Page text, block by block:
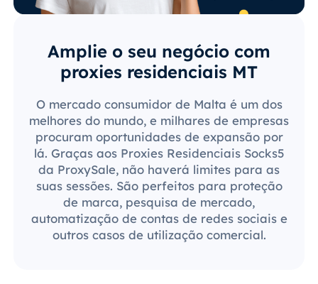
Amplie o seu negócio com
proxies residenciais MT
O mercado consumidor de Malta é um dos
melhores do mundo, e milhares de empresas
procuram oportunidades de expansão por
lá. Graças aos Proxies Residenciais Socks5
da ProxySale, não haverá limites para as
suas sessões. São perfeitos para proteção
de marca, pesquisa de mercado,
automatização de contas de redes sociais e
outros casos de utilização comercial.